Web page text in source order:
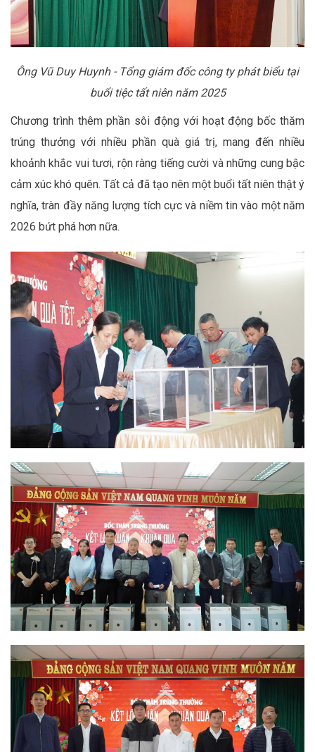
Ông Vũ Duy Huynh - Tổng giám đốc công ty phát biểu tại
buổi tiệc tất niên năm 2025
Chương trình thêm phần sôi động với hoạt động bốc thăm
trúng thưởng với nhiều phần quà giá trị, mang đến nhiều
khoảnh khắc vui tươi, rộn ràng tiếng cười và những cung bậc
cảm xúc khó quên. Tất cả đã tạo nên một buổi tất niên thật ý
nghĩa, tràn đầy năng lượng tích cực và niềm tin vào một năm
2026 bứt phá hơn nữa.